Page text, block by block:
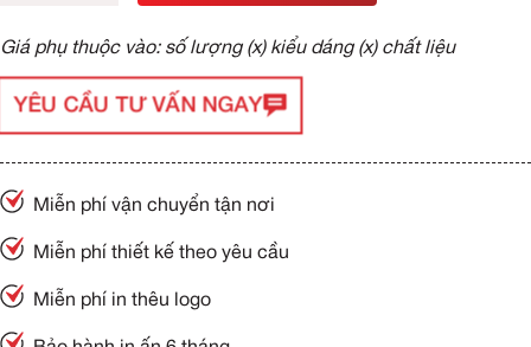
Giá phụ thuộc vào: số lượng (x) kiểu dáng (x) chất liệu
YÊU CẦU TƯ VẤN NGAY
Miễn phí vận chuyển tận nơi
Miễn phí thiết kế theo yêu cầu
Miễn phí in thêu logo